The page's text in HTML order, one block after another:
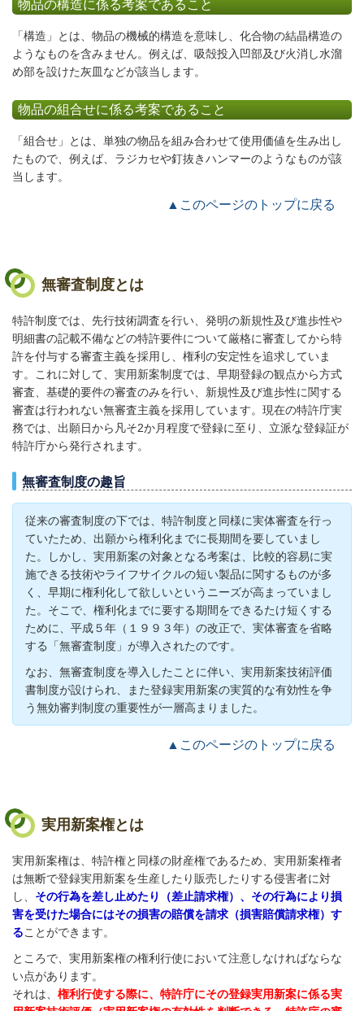
物品の構造に係る考案であること
「構造」とは、物品の機械的構造を意味し、化合物の結晶構造の
ようなものを含みません。例えば、吸殻投入凹部及び火消し水溜
め部を設けた灰皿などが該当します。
物品の組合せに係る考案であること
「組合せ」とは、単独の物品を組み合わせて使用価値を生み出し
たもので、例えば、ラジカセや釘抜きハンマーのようなものが該
当します。
▲このページのトップに戻る
無審査制度とは
特許制度では、先行技術調査を行い、発明の新規性及び進歩性や
明細書の記載不備などの特許要件について厳格に審査してから特
許を付与する審査主義を採用し、権利の安定性を追求していま
す。これに対して、実用新案制度では、早期登録の観点から方式
審査、基礎的要件の審査のみを行い、新規性及び進歩性に関する
審査は行われない無審査主義を採用しています。現在の特許庁実
務では、出願日から凡そ2か月程度で登録に至り、立派な登録証が
特許庁から発行されます。
無審査制度の趣旨
従来の審査制度の下では、特許制度と同様に実体審査を行っ
ていたため、出願から権利化までに長期間を要していまし
た。しかし、実用新案の対象となる考案は、比較的容易に実
施できる技術やライフサイクルの短い製品に関するものが多
く、早期に権利化して欲しいというニーズが高まっていまし
た。そこで、権利化までに要する期間をできるたけ短くする
ために、平成５年（１９９３年）の改正で、実体審査を省略
する「無審査制度」が導入されたのです。
なお、無審査制度を導入したことに伴い、実用新案技術評価
書制度が設けられ、また登録実用新案の実質的な有効性を争
う無効審判制度の重要性が一層高まりました。
▲このページのトップに戻る
実用新案権とは
実用新案権は、特許権と同様の財産権であるため、実用新案権者
は無断で登録実用新案を生産したり販売したりする侵害者に対
し、 その行為を差し止めたり（差止請求権）、その行為により損
害を受けた場合にはその損害の賠償を請求（損害賠償請求権）す
ることができます。
ところで、実用新案権の権利行使において注意しなければならな
い点があります。
それは、 権利行使する際に、特許庁にその登録実用新案に係る実